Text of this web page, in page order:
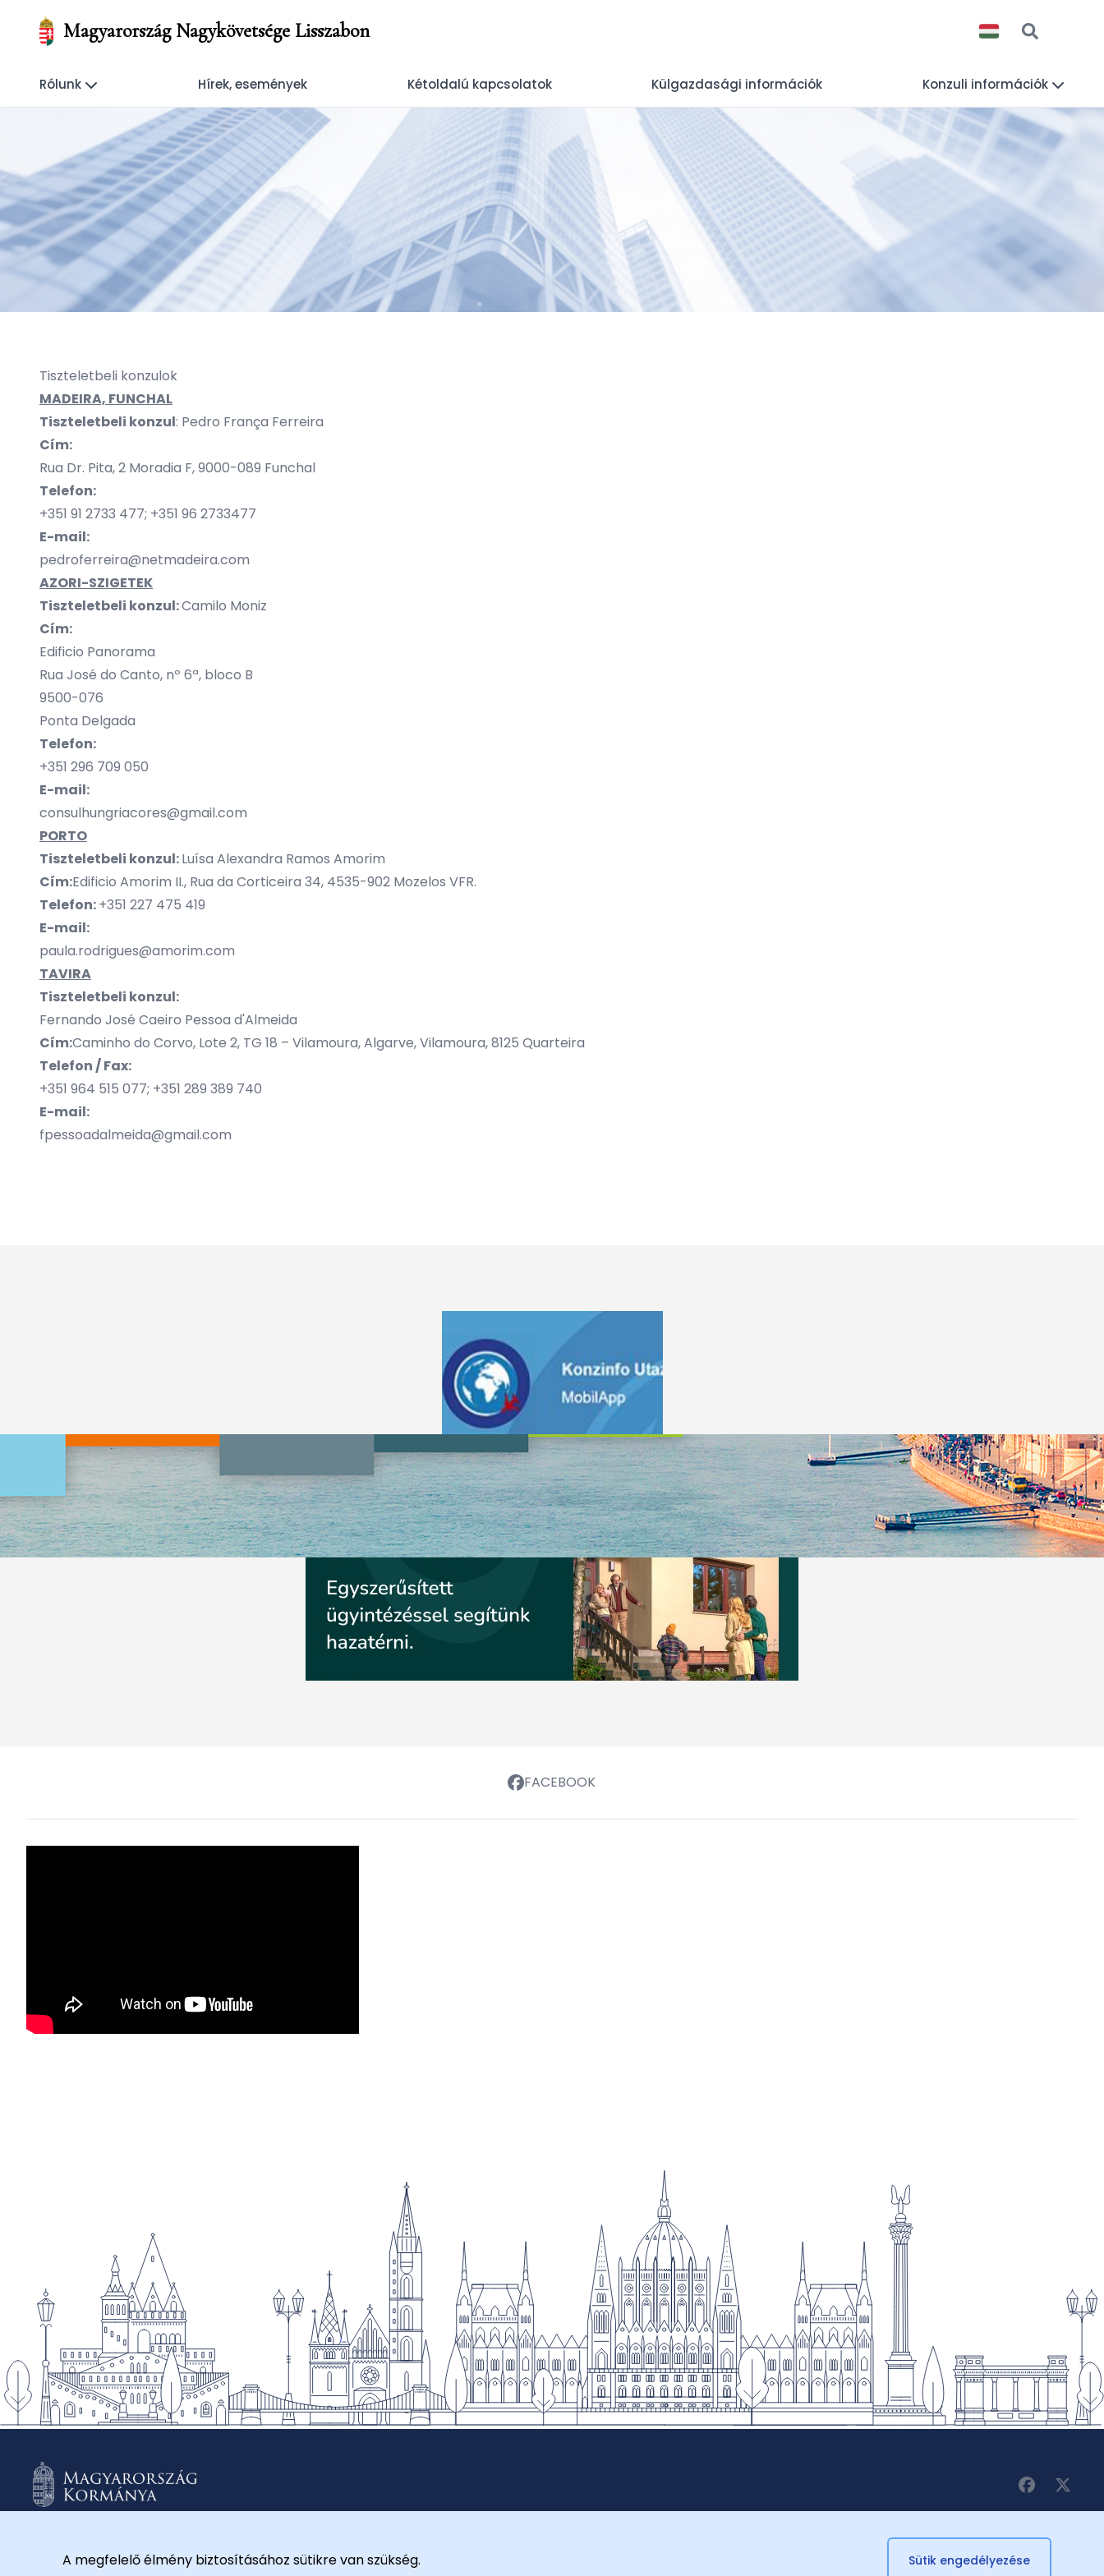
Magyarország Nagykövetsége Lisszabon
Rólunk Hírek, események Kétoldalú kapcsolatok Külgazdasági információk Konzuli információk
Tiszteletbeli konzulok
MADEIRA, FUNCHAL
Tiszteletbeli konzul: Pedro França Ferreira
Cím:
Rua Dr. Pita, 2 Moradia F, 9000-089 Funchal
Telefon:
+351 91 2733 477; +351 96 2733477
E-mail:
pedroferreira@netmadeira.com
AZORI-SZIGETEK
Tiszteletbeli konzul:Camilo Moniz
Cím:
Edificio Panorama
Rua José do Canto, nº 6ª, bloco B
9500-076
Ponta Delgada
Telefon:
+351 296 709 050
E-mail:
consulhungriacores@gmail.com
PORTO
Tiszteletbeli konzul:Luísa Alexandra Ramos Amorim
Cím:Edificio Amorim II., Rua da Corticeira 34, 4535-902 Mozelos VFR.
Telefon:+351 227 475 419
E-mail:
paula.rodrigues@amorim.com
TAVIRA
Tiszteletbeli konzul:
Fernando José Caeiro Pessoa d'Almeida
Cím:Caminho do Corvo, Lote 2, TG 18 – Vilamoura, Algarve, Vilamoura, 8125 Quarteira
Telefon / Fax:
+351 964 515 077; +351 289 389 740
E-mail:
fpessoadalmeida@gmail.com
FACEBOOK
© 2026 Külügyminisztérium
A megfelelő élmény biztosításához sütikre van szükség. Sütik engedélyezése